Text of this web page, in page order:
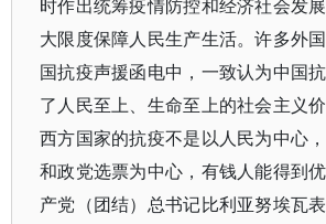
时作出统筹疫情防控和经济社会发
大限度保障人民生产生活。许多外
国抗疫声援函电中，一致认为中国
了人民至上、生命至上的社会主义
西方国家的抗疫不是以人民为中心
和政党选票为中心，有钱人能得到
产党（团结）总书记比利亚努埃瓦